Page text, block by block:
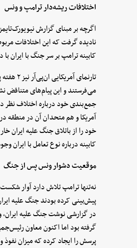
اختلافات ریشه‌دار ترامپ و ونس
اگرچه بر مبنای گزارش
نادیده گرفت که این اختلافات
کابینه ترامپ بر سر جنگ با
می‌فرستند و این پیام‌های
جمع‌بندی خود درباره اختلاف نظر
آمریکا و هم متحدان آن در
خود را از باتلاق جنگ علیه
کابینه درباره نوع تعامل با ایران
موقعیت دشوار ونس پس از جنگ
نه‌تنها ترامپ تلاش دارد آوار
پیش‌بینی کرده بودند جنگ علیه
در گزارشی نوشت جنگ علیه
گرفته بود اما اکنون معاون
پرسش را ایجاد کرده که میزان